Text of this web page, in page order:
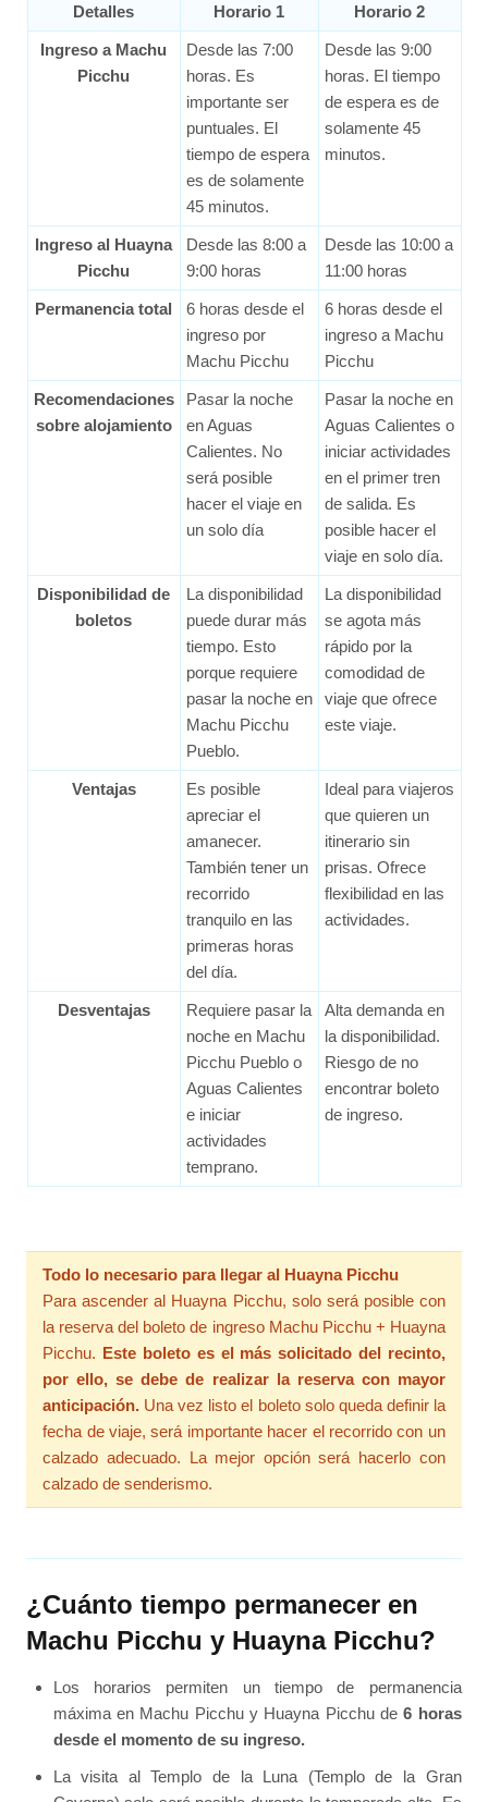
Detalles Horario 1 Horario 2
Ingreso a Machu
Picchu
Desde las 7:00
horas. Es
importante ser
puntuales. El
tiempo de espera
es de solamente
45 minutos.
Desde las 9:00
horas. El tiempo
de espera es de
solamente 45
minutos.
Ingreso al Huayna
Picchu
Desde las 8:00 a
9:00 horas
Desde las 10:00 a
11:00 horas
Permanencia total
6 horas desde el
ingreso por
Machu Picchu
6 horas desde el
ingreso a Machu
Picchu
Recomendaciones
sobre alojamiento
Pasar la noche
en Aguas
Calientes. No
será posible
hacer el viaje en
un solo día
Pasar la noche en
Aguas Calientes o
iniciar actividades
en el primer tren
de salida. Es
posible hacer el
viaje en solo día.
Disponibilidad de
boletos
La disponibilidad
puede durar más
tiempo. Esto
porque requiere
pasar la noche en
Machu Picchu
Pueblo.
La disponibilidad
se agota más
rápido por la
comodidad de
viaje que ofrece
este viaje.
Ventajas
Es posible
apreciar el
amanecer.
También tener un
recorrido
tranquilo en las
primeras horas
del día.
Ideal para viajeros
que quieren un
itinerario sin
prisas. Ofrece
flexibilidad en las
actividades.
Desventajas
Requiere pasar la
noche en Machu
Picchu Pueblo o
Aguas Calientes
e iniciar
actividades
temprano.
Alta demanda en
la disponibilidad.
Riesgo de no
encontrar boleto
de ingreso.
Todo lo necesario para llegar al Huayna Picchu
Para ascender al Huayna Picchu, solo será posible con
la reserva del boleto de ingreso Machu Picchu + Huayna
Picchu. Este boleto es el más solicitado del recinto,
por ello, se debe de realizar la reserva con mayor
anticipación. Una vez listo el boleto solo queda definir la
fecha de viaje, será importante hacer el recorrido con un
calzado adecuado. La mejor opción será hacerlo con
calzado de senderismo.
¿Cuánto tiempo permanecer en
Machu Picchu y Huayna Picchu?
Los horarios permiten un tiempo de permanencia
máxima en Machu Picchu y Huayna Picchu de6 horas
desde el momento de su ingreso.
La visita al Templo de la Luna (Templo de la Gran